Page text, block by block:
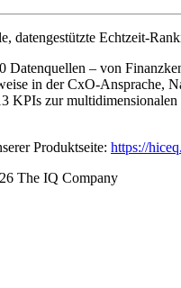
datengestützte Echtzeit-
– von
in der CxO-Ansprache,
KPIs zur
Produktseite: https://
The IQ Company